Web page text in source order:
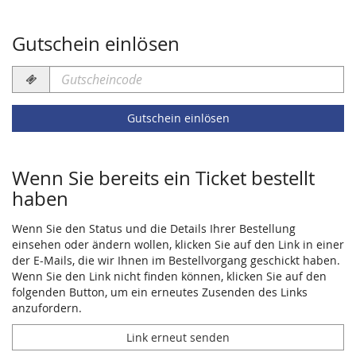
Gutschein einlösen
Gutscheincode
erforderlich
Gutschein einlösen
Wenn Sie bereits ein Ticket bestellt
haben
Wenn Sie den Status und die Details Ihrer Bestellung
einsehen oder ändern wollen, klicken Sie auf den Link in einer
der E-Mails, die wir Ihnen im Bestellvorgang geschickt haben.
Wenn Sie den Link nicht finden können, klicken Sie auf den
folgenden Button, um ein erneutes Zusenden des Links
anzufordern.
Link erneut senden